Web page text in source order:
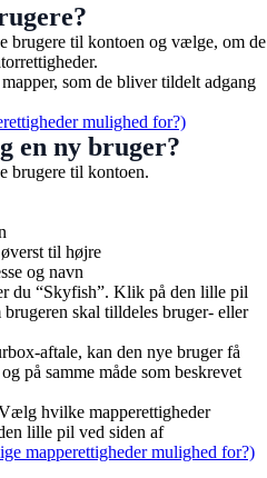
brugere til kontoen og vælge, om de
som de bliver tildelt adgang
mulighed for?)
en ny bruger?
brugere til kontoen.
til højre
og navn
du “Skyfish”. Klik på den lille pil
skal tilldeles bruger- eller
aftale, kan den nye bruger få
på samme måde som beskrevet
hvilke mapperettigheder
lille pil ved siden af
mapperettigheder mulighed for?)